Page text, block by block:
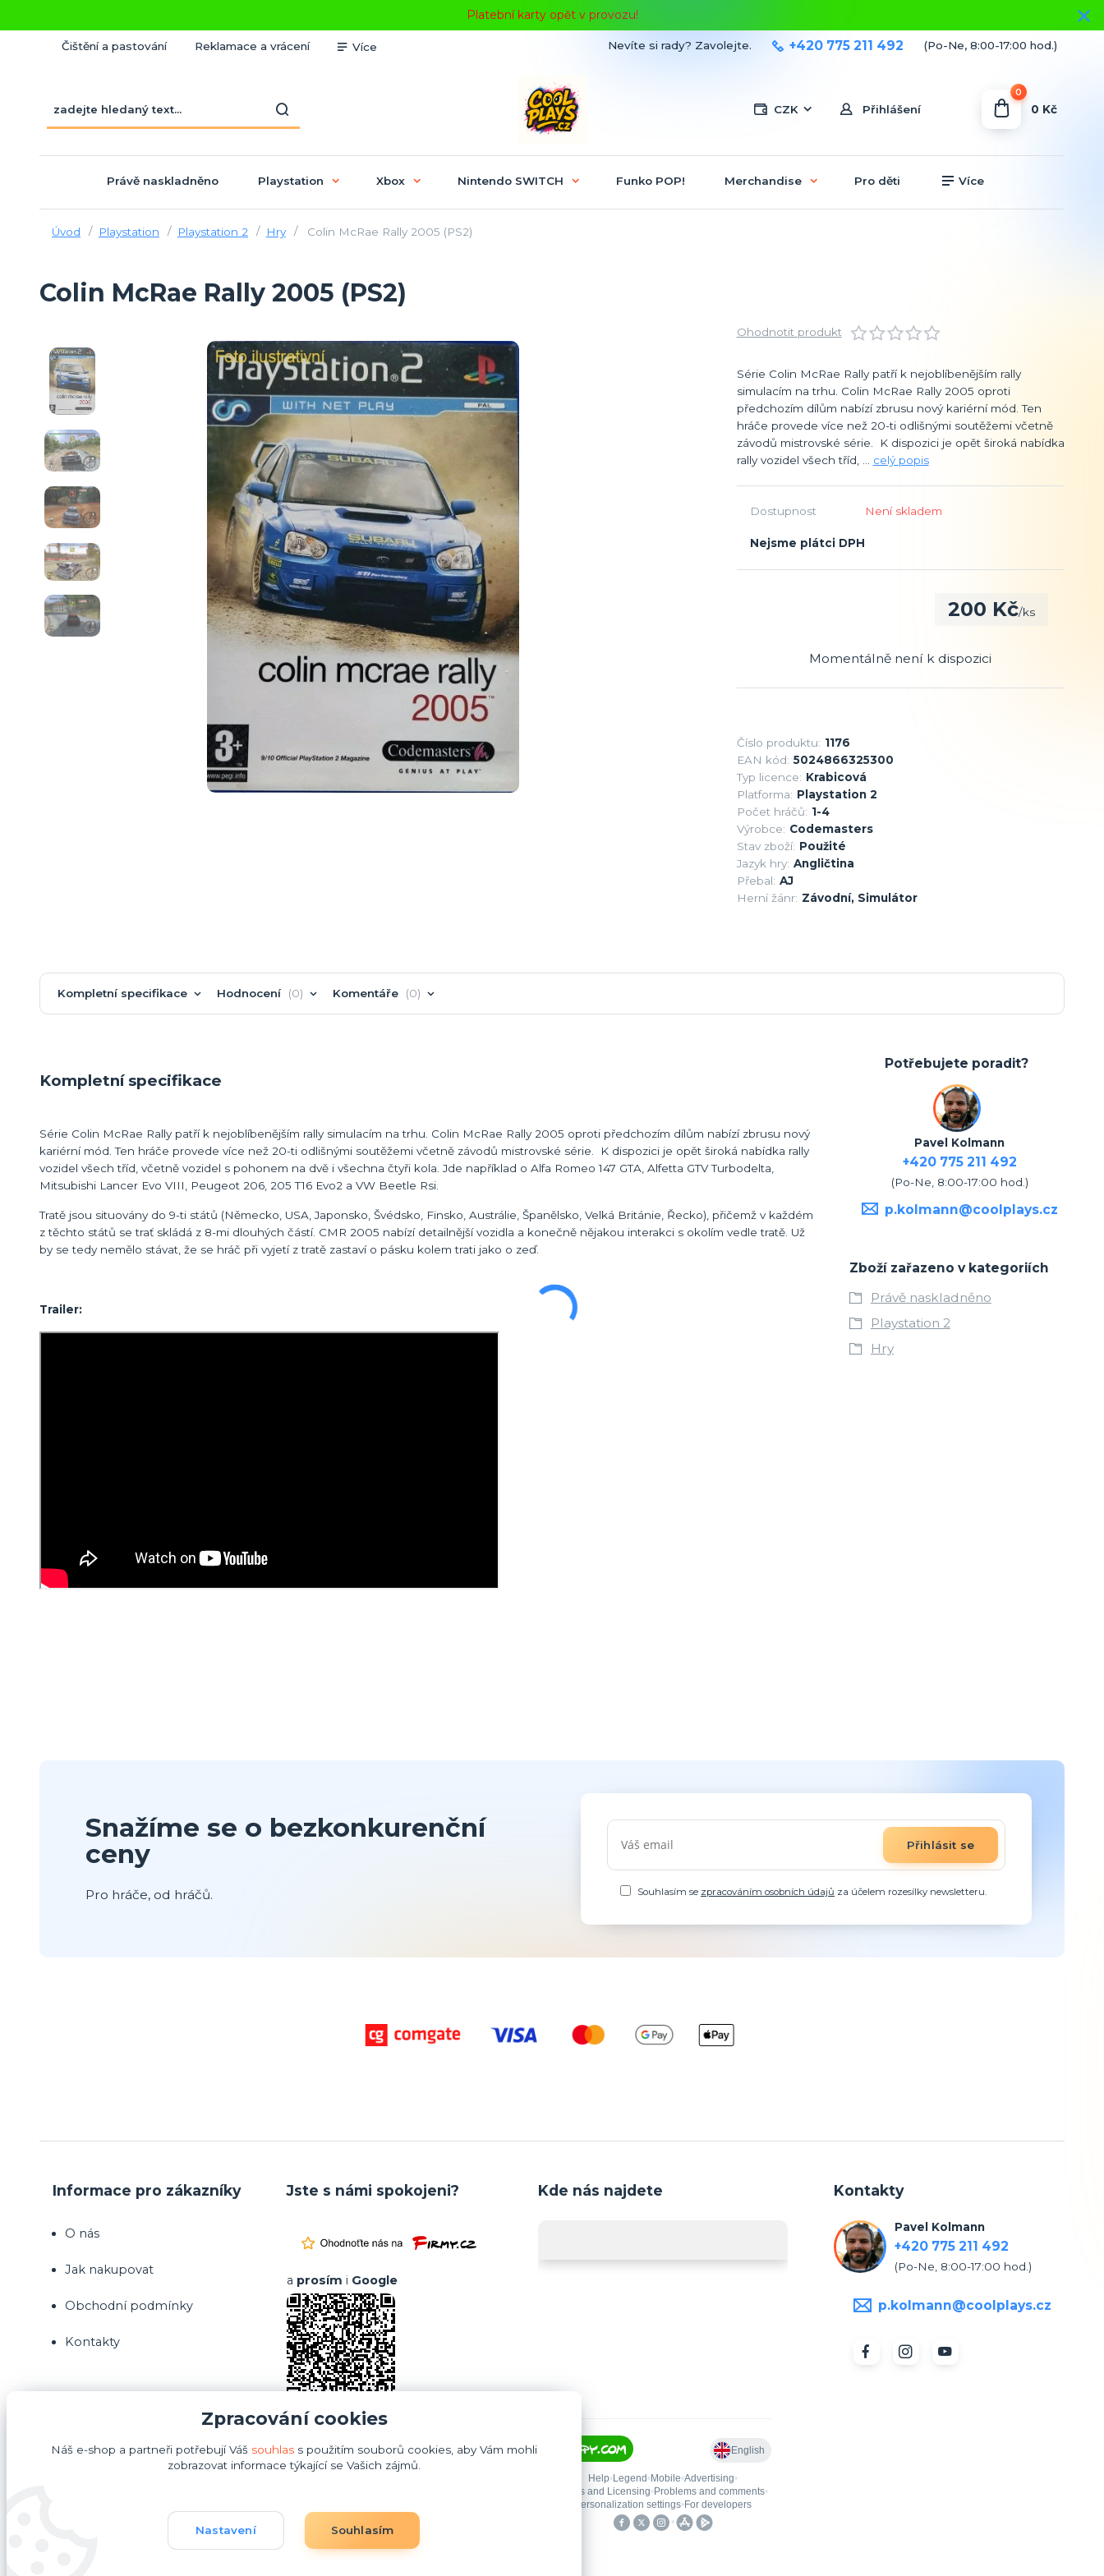
Platební karty opět v provozu!
Čištění a pastování Reklamace a vrácení Více
CZK Přihlášení
Nevíte si rady? Zavolejte. +420 775 211 492 (Po-Ne, 8:00-17:00 hod.)
0
0 Kč
Právě naskladněno Playstation Xbox Nintendo SWITCH Funko POP! Merchandise Pro děti Více
Úvod Playstation Playstation 2 Hry Colin McRae Rally 2005 (PS2)
Colin McRae Rally 2005 (PS2)
Ohodnotit produkt
Série Colin McRae Rally patří k nejoblíbenějším rally
simulacím na trhu. Colin McRae Rally 2005 oproti
předchozím dílům nabízí zbrusu nový kariérní mód. Ten
hráče provede více než 20-ti odlišnými soutěžemi včetně
závodů mistrovské série. K dispozici je opět široká nabídka
rally vozidel všech tříd, ... celý popis
Dostupnost Není skladem
Nejsme plátci DPH
200 Kč/ks
Momentálně není k dispozici
Číslo produktu: 1176
EAN kód: 5024866325300
Typ licence: Krabicová
Platforma: Playstation 2
Počet hráčů: 1-4
Výrobce: Codemasters
Stav zboží: Použité
Jazyk hry: Angličtina
Přebal: AJ
Herní žánr: Závodní, Simulátor
Kompletní specifikace Hodnocení 0 Komentáře 0
Kompletní specifikace
Série Colin McRae Rally patří k nejoblíbenějším rally simulacím na trhu. Colin McRae Rally 2005 oproti předchozím dílům nabízí zbrusu nový
kariérní mód. Ten hráče provede více než 20-ti odlišnými soutěžemi včetně závodů mistrovské série. K dispozici je opět široká nabídka rally
vozidel všech tříd, včetně vozidel s pohonem na dvě i všechna čtyři kola. Jde například o Alfa Romeo 147 GTA, Alfetta GTV Turbodelta,
Mitsubishi Lancer Evo VIII, Peugeot 206, 205 T16 Evo2 a VW Beetle Rsi.
Tratě jsou situovány do 9-ti států (Německo, USA, Japonsko, Švédsko, Finsko, Austrálie, Španělsko, Velká Británie, Řecko), přičemž v každém
z těchto států se trať skládá z 8-mi dlouhých částí. CMR 2005 nabízí detailnější vozidla a konečně nějakou interakci s okolím vedle tratě. Už
by se tedy nemělo stávat, že se hráč při vyjetí z tratě zastaví o pásku kolem trati jako o zeď.
Trailer:
Potřebujete poradit?
Pavel Kolmann
+420 775 211 492
(Po-Ne, 8:00-17:00 hod.)
p.kolmann@coolplays.cz
Zboží zařazeno v kategoriích
Právě naskladněno
Playstation 2
Hry
Snažíme se o bezkonkurenční
ceny
Pro hráče, od hráčů.
Přihlásit se
Souhlasím se zpracováním osobních údajů za účelem rozesílky newsletteru.
Informace pro zákazníky
O nás
Jak nakupovat
Obchodní podmínky
Kontakty
Jste s námi spokojeni?
a prosím i Google
Kde nás najdete Kontakty
Pavel Kolmann
+420 775 211 492
(Po-Ne, 8:00-17:00 hod.)
p.kolmann@coolplays.cz
Zpracování cookies
Náš e-shop a partneři potřebují Váš souhlas s použitím souborů cookies, aby Vám mohli
zobrazovat informace týkající se Vašich zájmů.
Nastavení Souhlasím